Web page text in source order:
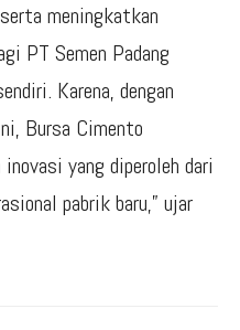
meningkatkan
PT Semen Padang
Karena, dengan
Bursa Cimento
yang diperoleh dari
pabrik baru,” ujar